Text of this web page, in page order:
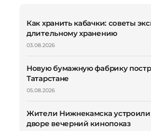
Как хранить кабачки: советы
длительному хранению
03.08.2026
Новую бумажную фабрику
Татарстане
05.08.2026
Жители Нижнекамска устроили
дворе вечерний кинопоказ